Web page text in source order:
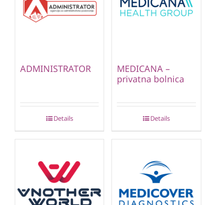
ADMINISTRATOR
Details
MEDICANA –
privatna bolnica
Details